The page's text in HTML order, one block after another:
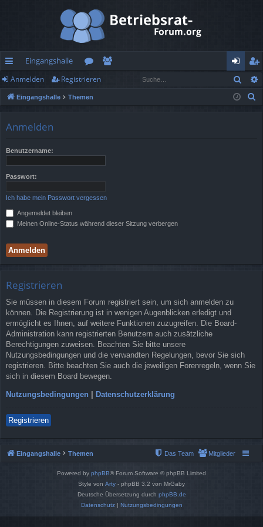
ch
ne
rif
f
Eingangshalle
or
en
n
m
eg
ist
Anmelden Registrieren
Eingangshalle Themen
Anmelden
Benutzername:
Passwort:
Ich habe mein Passwort vergessen
Angemeldet bleiben
Meinen Online-Status während dieser Sitzung verbergen
Registrieren
Sie müssen in diesem Forum registriert sein, um sich anmelden zu
können. Die Registrierung ist in wenigen Augenblicken erledigt und
ermöglicht es Ihnen, auf weitere Funktionen zuzugreifen. Die Board-
Administration kann registrierten Benutzern auch zusätzliche
Berechtigungen zuweisen. Beachten Sie bitte unsere
Nutzungsbedingungen und die verwandten Regelungen, bevor Sie sich
registrieren. Bitte beachten Sie auch die jeweiligen Forenregeln, wenn Sie
sich in diesem Board bewegen.
Nutzungsbedingungen | Datenschutzerklärung
Registrieren
Eingangshalle Themen Mitglieder
Das Team
Powered by phpBB® Forum Software © phpBB Limited
Style von Arty - phpBB 3.2 von MrGaby
Deutsche Übersetzung durch phpBB.de
Datenschutz| Nutzungsbedingungen